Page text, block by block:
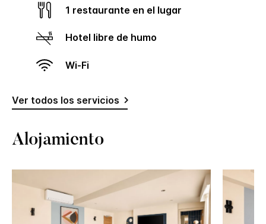
1 restaurante en el lugar
Hotel libre de humo
Wi-Fi
Ver todos los servicios
Alojamiento